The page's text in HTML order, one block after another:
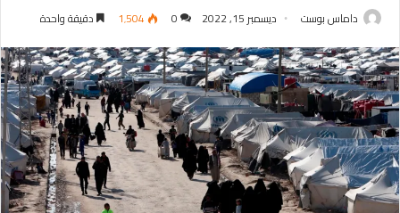
داماس بوست ديسمبر 15, 2022 0 1٬504 دقيقة واحدة